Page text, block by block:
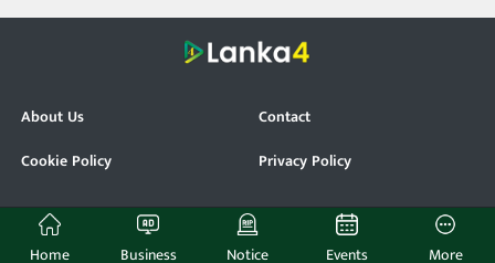
Home Business Notice Events More
About Us
Contact
Cookie Policy
Privacy Policy
© Lanka4. All Rights Reserved.